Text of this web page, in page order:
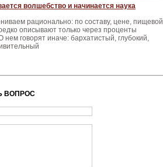
волшебство и начинается наука
рационально: по составу, цене, пищевой
описывают только через проценты
говорят иначе: бархатистый, глубокий,
ВОПРОС